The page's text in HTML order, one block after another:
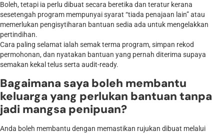
Boleh, tetapi ia perlu dibuat secara beretika dan teratur kerana
sesetengah program mempunyai syarat “tiada penajaan lain” atau
memerlukan pengisytiharan bantuan sedia ada untuk mengelakkan
pertindihan.
Cara paling selamat ialah semak terma program, simpan rekod
permohonan, dan nyatakan bantuan yang pernah diterima supaya
semakan kekal telus serta audit-ready.
Bagaimana saya boleh membantu
keluarga yang perlukan bantuan tanpa
jadi mangsa penipuan?
Anda boleh membantu dengan memastikan rujukan dibuat melalui